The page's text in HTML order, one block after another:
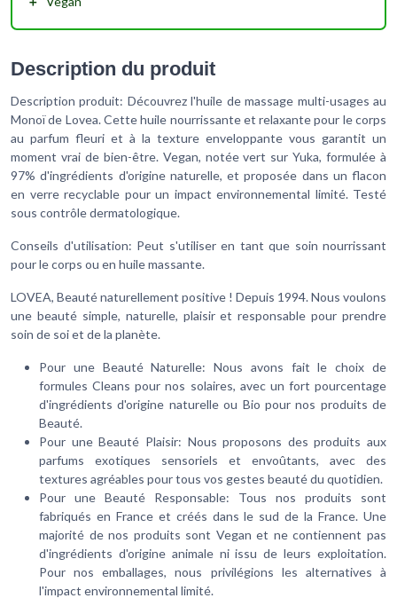
Description du produit
Description produit: Découvrez l'huile de massage multi-usages au
Monoï de Lovea. Cette huile nourrissante et relaxante pour le corps
au parfum fleuri et à la texture enveloppante vous garantit un
moment vrai de bien-être. Vegan, notée vert sur Yuka, formulée à
97% d'ingrédients d'origine naturelle, et proposée dans un flacon
en verre recyclable pour un impact environnemental limité. Testé
sous contrôle dermatologique.
Conseils d'utilisation: Peut s'utiliser en tant que soin nourrissant
pour le corps ou en huile massante.
LOVEA, Beauté naturellement positive ! Depuis 1994. Nous voulons
une beauté simple, naturelle, plaisir et responsable pour prendre
soin de soi et de la planète.
Pour une Beauté Naturelle: Nous avons fait le choix de
formules Cleans pour nos solaires, avec un fort pourcentage
d'ingrédients d'origine naturelle ou Bio pour nos produits de
Beauté.
Pour une Beauté Plaisir: Nous proposons des produits aux
parfums exotiques sensoriels et envoûtants, avec des
textures agréables pour tous vos gestes beauté du quotidien.
Pour une Beauté Responsable: Tous nos produits sont
fabriqués en France et créés dans le sud de la France. Une
majorité de nos produits sont Vegan et ne contiennent pas
d'ingrédients d'origine animale ni issu de leurs exploitation.
Pour nos emballages, nous privilégions les alternatives à
l'impact environnemental limité.